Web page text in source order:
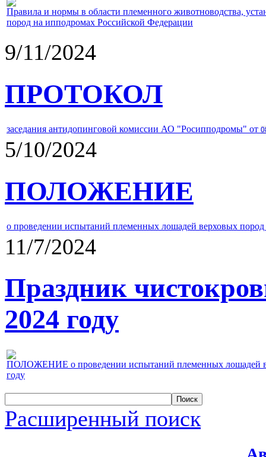
Правила и нормы в области племенного животноводства,
пород на ипподромах Российской Федерации
9/11/2024
ПРОТОКОЛ
заседания антидопинговой комиссии АО "Росипподромы" от
5/10/2024
ПОЛОЖЕНИЕ
о проведении испытаний племенных лошадей верховых
11/7/2024
Праздник
2024 году
ПОЛОЖЕНИЕ о проведении испытаний племенных лошадей
году
Расширенный поиск